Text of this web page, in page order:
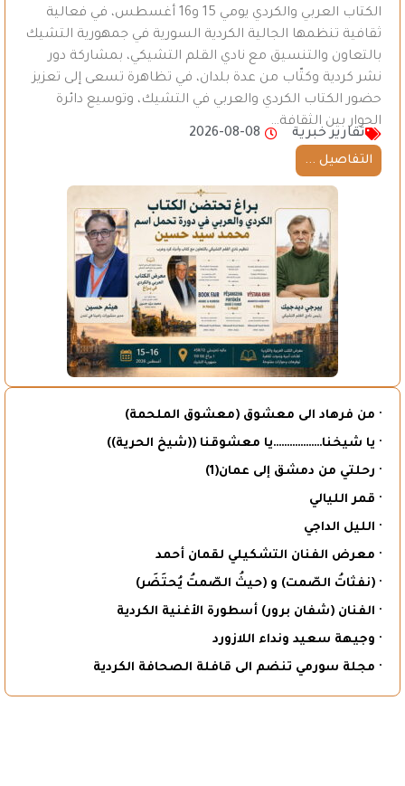
الكتاب العربي والكردي يومي 15 و16 أغسطس، في فعالية
ثقافية تنظمها الجالية الكردية السورية في جمهورية التشيك
بالتعاون والتنسيق مع نادي القلم التشيكي، بمشاركة دور
نشر كردية وكتّاب من عدة بلدان، في تظاهرة تسعى إلى تعزيز
حضور الكتاب الكردي والعربي في التشيك، وتوسيع دائرة
الحوار بين الثقافة…
تقارير خبرية
2026-08-08
التفاصيل ...
· من فرهاد الى معشوق (معشوق الملحمة)
· يا شيخنا………………يا معشوقنا ((شيخ الحرية))
· رحلتي من دمشق إلى عمان(1)
· قمر الليالي
· الليل الداجي
· معرض الفنان التشكيلي لقمان أحمد
· (نفثاتُ الصّمت) و (حيثُ الصّمتُ يُحتَضَر)
· الفنان (شفان برور) أسطورة الأغنية الكردية
· وجيهة سعيد ونداء اللازورد
· مجلة سورمي تنضم الى قافلة الصحافة الكردية